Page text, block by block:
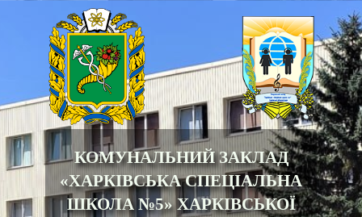
КОМУНАЛЬНИЙ ЗАКЛАД
«ХАРКІВСЬКА СПЕЦІАЛЬНА
ШКОЛА №5» ХАРКІВСЬКОЇ